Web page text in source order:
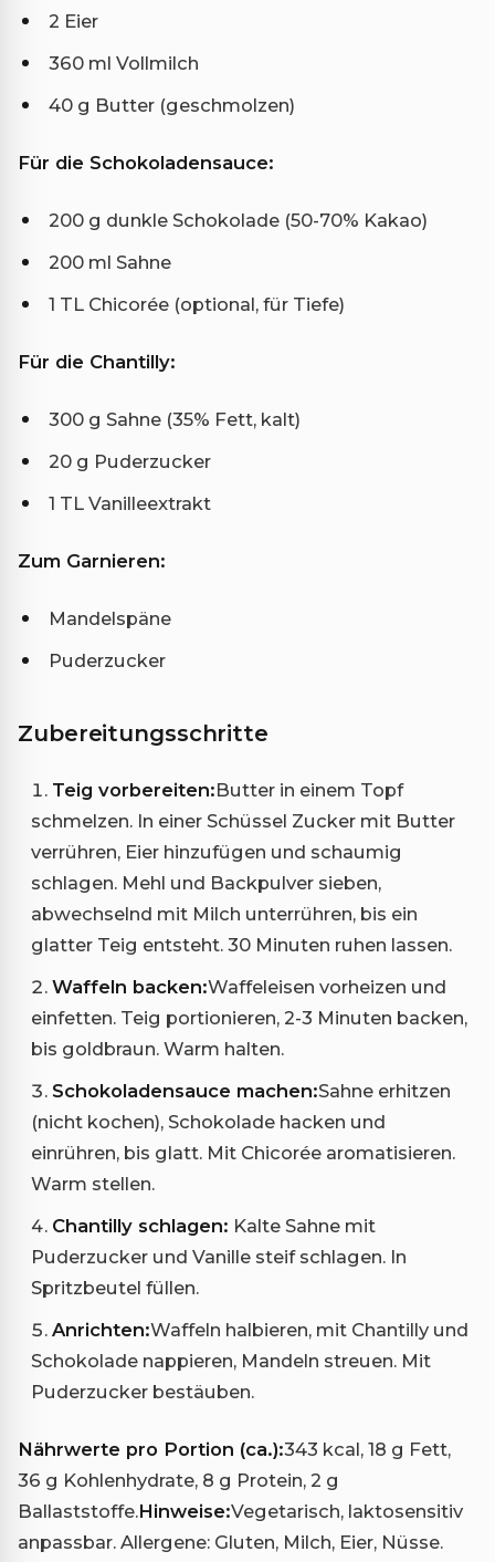
2 Eier
360 ml Vollmilch
40 g Butter (geschmolzen)
Für die Schokoladensauce:
200 g dunkle Schokolade (50-70% Kakao)
200 ml Sahne
1 TL Chicorée (optional, für Tiefe)
Für die Chantilly:
300 g Sahne (35% Fett, kalt)
20 g Puderzucker
1 TL Vanilleextrakt
Zum Garnieren:
Mandelspäne
Puderzucker
Zubereitungsschritte
Teig vorbereiten:Butter in einem Topf
schmelzen. In einer Schüssel Zucker mit Butter
verrühren, Eier hinzufügen und schaumig
schlagen. Mehl und Backpulver sieben,
abwechselnd mit Milch unterrühren, bis ein
glatter Teig entsteht. 30 Minuten ruhen lassen.
Waffeln backen:Waffeleisen vorheizen und
einfetten. Teig portionieren, 2-3 Minuten backen,
bis goldbraun. Warm halten.
Schokoladensauce machen:Sahne erhitzen
(nicht kochen), Schokolade hacken und
einrühren, bis glatt. Mit Chicorée aromatisieren.
Warm stellen.
Chantilly schlagen: Kalte Sahne mit
Puderzucker und Vanille steif schlagen. In
Spritzbeutel füllen.
Anrichten:Waffeln halbieren, mit Chantilly und
Schokolade nappieren, Mandeln streuen. Mit
Puderzucker bestäuben.
Nährwerte pro Portion (ca.):343 kcal, 18 g Fett,
36 g Kohlenhydrate, 8 g Protein, 2 g
Ballaststoffe.Hinweise:Vegetarisch, laktosensitiv
anpassbar. Allergene: Gluten, Milch, Eier, Nüsse.